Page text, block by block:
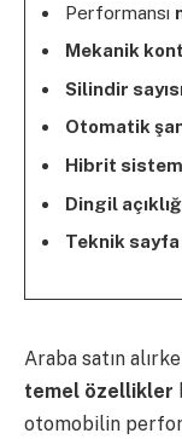
Performansı
Mekanik
Silindir
Otomatik
Hibrit sistem
Dingil
Teknik sayfa
Araba satın
temel özellikler
otomobilin